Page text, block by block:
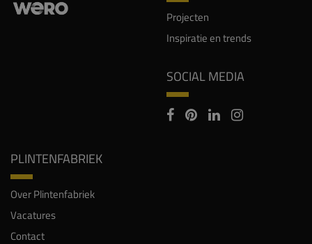
Projecten
Inspiratie en trends
SOCIAL MEDIA
PLINTENFABRIEK
Over Plintenfabriek
Vacatures
Contact